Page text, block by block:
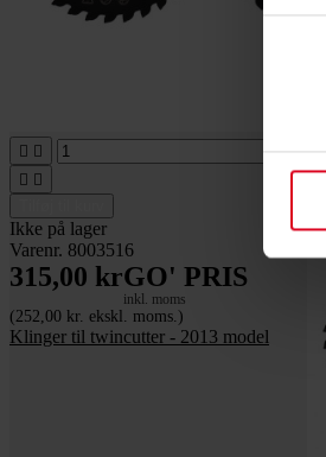
 
 
Ikke på lager
Varenr. 8003516
315,00 krGO' PRIS
inkl. moms
(252,00 kr. ekskl. moms.)
Klinger til twincutter - 2013 model